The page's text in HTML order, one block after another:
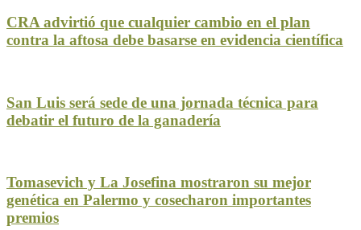
CRA advirtió que cualquier cambio en el plan
contra la aftosa debe basarse en evidencia científica
San Luis será sede de una jornada técnica para
debatir el futuro de la ganadería
Tomasevich y La Josefina mostraron su mejor
genética en Palermo y cosecharon importantes
premios